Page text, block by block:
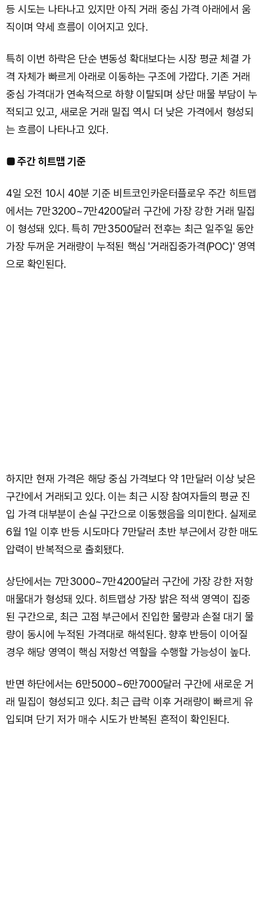
등 시도는 나타나고 있지만 아직 거래 중심 가격 아래에서 움
직이며 약세 흐름이 이어지고 있다.
특히 이번 하락은 단순 변동성 확대보다는 시장 평균 체결 가
격 자체가 빠르게 아래로 이동하는 구조에 가깝다. 기존 거래
중심 가격대가 연속적으로 하향 이탈되며 상단 매물 부담이 누
적되고 있고, 새로운 거래 밀집 역시 더 낮은 가격에서 형성되
는 흐름이 나타나고 있다.
■ 주간 히트맵 기준
4일 오전 10시 40분 기준 비트코인카운터플로우 주간 히트맵
에서는 7만3200~7만4200달러 구간에 가장 강한 거래 밀집
이 형성돼 있다. 특히 7만3500달러 전후는 최근 일주일 동안
가장 두꺼운 거래량이 누적된 핵심 '거래집중가격(POC)' 영역
으로 확인된다.
하지만 현재 가격은 해당 중심 가격보다 약 1만달러 이상 낮은
구간에서 거래되고 있다. 이는 최근 시장 참여자들의 평균 진
입 가격 대부분이 손실 구간으로 이동했음을 의미한다. 실제로
6월 1일 이후 반등 시도마다 7만달러 초반 부근에서 강한 매도
압력이 반복적으로 출회됐다.
상단에서는 7만3000~7만4200달러 구간에 가장 강한 저항
매물대가 형성돼 있다. 히트맵상 가장 밝은 적색 영역이 집중
된 구간으로, 최근 고점 부근에서 진입한 물량과 손절 대기 물
량이 동시에 누적된 가격대로 해석된다. 향후 반등이 이어질
경우 해당 영역이 핵심 저항선 역할을 수행할 가능성이 높다.
반면 하단에서는 6만5000~6만7000달러 구간에 새로운 거
래 밀집이 형성되고 있다. 최근 급락 이후 거래량이 빠르게 유
입되며 단기 저가 매수 시도가 반복된 흔적이 확인된다.